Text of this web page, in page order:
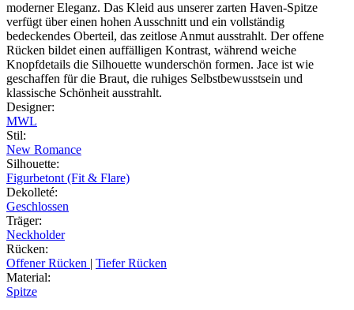
moderner Eleganz. Das Kleid aus unserer zarten Haven-Spitze
verfügt über einen hohen Ausschnitt und ein vollständig
bedeckendes Oberteil, das zeitlose Anmut ausstrahlt. Der offene
Rücken bildet einen auffälligen Kontrast, während weiche
Knopfdetails die Silhouette wunderschön formen. Jace ist wie
geschaffen für die Braut, die ruhiges Selbstbewusstsein und
klassische Schönheit ausstrahlt.
Designer:
MWL
Stil:
New Romance
Silhouette:
Figurbetont (Fit & Flare)
Dekolleté:
Geschlossen
Träger:
Neckholder
Rücken:
Offener Rücken | Tiefer Rücken
Material:
Spitze